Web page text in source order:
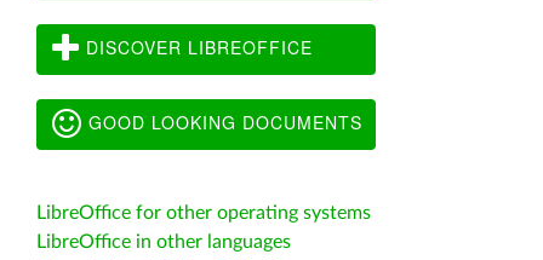
DISCOVER LIBREOFFICE
GOOD LOOKING DOCUMENTS
LibreOffice for other operating systems
LibreOffice in other languages